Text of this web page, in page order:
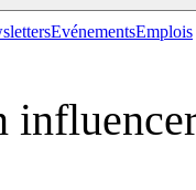
EvénementsEmplois